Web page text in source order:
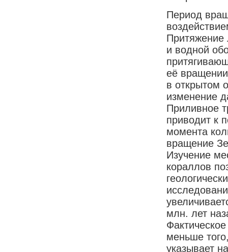
Период
и водной
её
в открытом
изменение
Приливное
приводит к
момента
вращение
Изучение
кораллов
млн. лет
меньше
указывает